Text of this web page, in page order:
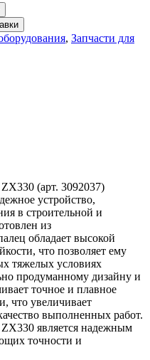
, Запчасти для
(арт. 3092037)
устройство,
в строительной и
из
обладает высокой
что позволяет ему
тяжелых условиях
продуманному дизайну и
точное и плавное
что увеличивает
выполненных работ.
является надежным
точности и